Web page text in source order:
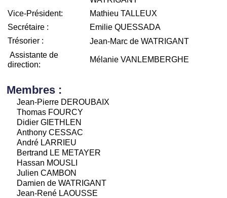
Vice-Président:
Mathieu TALLEUX
Secrétaire :
Emilie QUESSADA
Trésorier :
Jean-Marc de WATRIGANT
Assistante de
direction:
Mélanie VANLEMBERGHE
Membres :
Jean-Pierre DEROUBAIX
Thomas FOURCY
Didier GIETHLEN
Anthony CESSAC
André LARRIEU
Bertrand LE METAYER
Hassan MOUSLI
Julien CAMBON
Damien de WATRIGANT
Jean-René LAOUSSE